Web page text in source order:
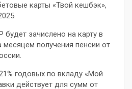
карты «Твой кешбэк»,
.
будет зачислено на карту в
получения пенсии от
годовых по вкладу «Мой
действует для сумм от